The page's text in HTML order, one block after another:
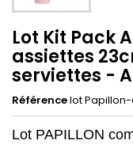
Lot Kit Pack
assiettes
serviettes -
Référencelot
Lot PAPILLON